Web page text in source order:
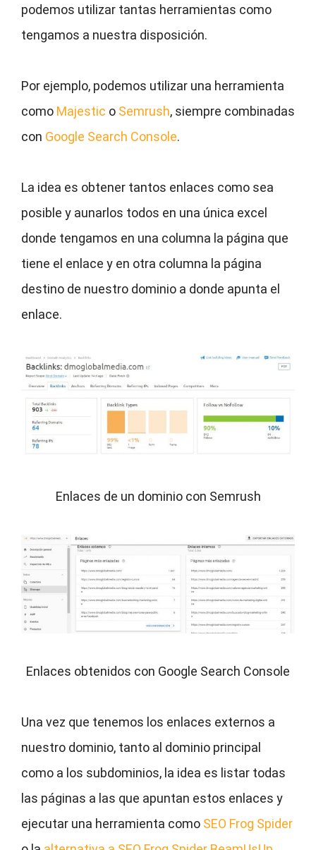
podemos utilizar tantas herramientas como
tengamos a nuestra disposición.
Por ejemplo, podemos utilizar una herramienta
como Majestic o Semrush, siempre combinadas
con Google Search Console.
La idea es obtener tantos enlaces como sea
posible y aunarlos todos en una única excel
donde tengamos en una columna la página que
tiene el enlace y en otra columna la página
destino de nuestro dominio a donde apunta el
enlace.
Enlaces de un dominio con Semrush
Enlaces obtenidos con Google Search Console
Una vez que tenemos los enlaces externos a
nuestro dominio, tanto al dominio principal
como a los subdominios, la idea es listar todas
las páginas a las que apuntan estos enlaces y
ejecutar una herramienta como SEO Frog Spider